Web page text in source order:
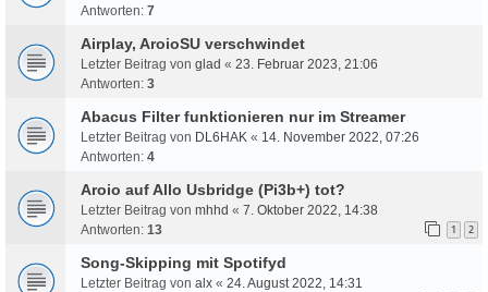
Antworten: 7
Airplay, AroioSU verschwindet
Letzter Beitrag von glad « 23. Februar 2023, 21:06
Antworten: 3
Abacus Filter funktionieren nur im Streamer
Letzter Beitrag von DL6HAK « 14. November 2022, 07:26
Antworten: 4
Aroio auf Allo Usbridge (Pi3b+) tot?
Letzter Beitrag von mhhd « 7. Oktober 2022, 14:38
Antworten: 13 1 2
Song-Skipping mit Spotifyd
Letzter Beitrag von alx « 24. August 2022, 14:31